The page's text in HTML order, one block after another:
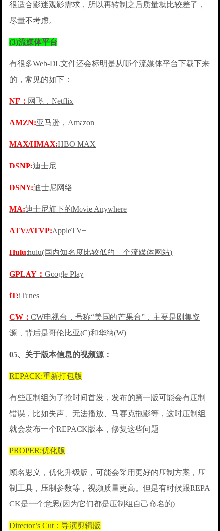
很适合影迷观影需求，所以再转制之后质量就比较差了，
尽量不考虑。
(3)流媒体平台
有很多Web-DL文件还会标明是从哪个流媒体平台下载下来
的，常见的如下：
NF： 网飞，Netflix
AMZN:亚马逊，Amazon
MAX/HMAX:HBO MAX
DSNP:迪士尼
DSNY:迪士尼网络
MA:迪士尼旗下的Movie Anywhere
ATV/ATVP:AppleTV+
Hulu:hulu(国内知名度比较低的一个流媒体网站)
GPLAY：Google Play
iT:iTunes
CW：CW电视台，号称“美国的芒果台”，主要是剧集资
源，背后是哥伦比亚(C)和华纳(W)
05、关于版本信息的视频源：
REPACK:重新打包版
有些压制组为了抢时间首发，发布的第一版可能会有压制
错误，比如失声、无法播放、马赛克拖影等，这时压制组
就会发布一个REPACK版本，修复这些问题
PROPER:优化版
顾名思义，优化升级版，可能会采用更好的压制方案，压
制工具，压制参数等，视频质量更高。但是有时候跟REPA
CK是一个意思(因为它们都是压制组自己命名的)
Director’s Cut：导演剪辑版